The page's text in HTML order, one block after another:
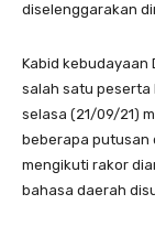
diselenggarakan
Kabid kebudayaan
salah satu peserta
selasa (21/09/21)
beberapa putusan
mengikuti rakor
bahasa daerah